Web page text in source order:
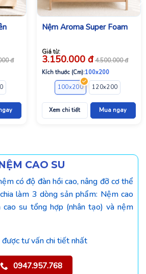
đ
160x200 180x200 200x200
Nệm Aroma Super Foam
Giá từ:
3.150.000 đ 4.500.000đ
Kích thước (Cm):100x200
100x200
120x200
Xem chi tiết Mua ngay
200x200 200x220
CAO SU
có độ đàn hồi cao, nâng đỡ cơ thể
làm 3 dòng sản phẩm: Nệm cao
cao su tổng hợp (nhân tạo) và nệm
tư vấn chi tiết nhất
0947.957.768